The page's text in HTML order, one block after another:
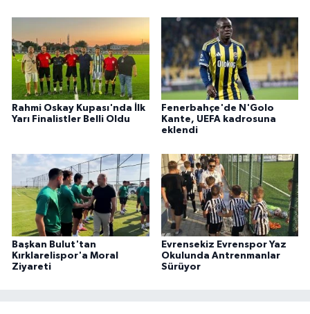
Rahmi Oskay Kupası'nda İlk
Yarı Finalistler Belli Oldu
Fenerbahçe'de N'Golo
Kante, UEFA kadrosuna
eklendi
Başkan Bulut'tan
Kırklarelispor'a Moral
Ziyareti
Evrensekiz Evrenspor Yaz
Okulunda Antrenmanlar
Sürüyor